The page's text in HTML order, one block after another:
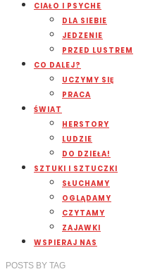
CIAŁO I PSYCHE
DLA SIEBIE
JEDZENIE
PRZED LUSTREM
CO DALEJ?
UCZYMY SIĘ
PRACA
ŚWIAT
HERSTORY
LUDZIE
DO DZIEŁA!
SZTUKI I SZTUCZKI
SŁUCHAMY
OGLĄDAMY
CZYTAMY
ZAJAWKI
WSPIERAJ NAS
POSTS BY TAG